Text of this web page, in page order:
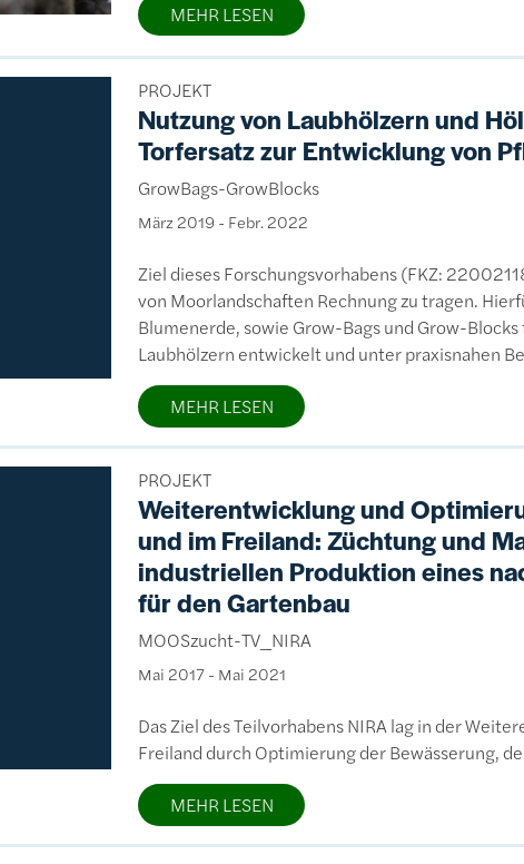
MEHR LESEN
PROJEKT
Nutzung von Laubhölzern und
Torfersatz zur Entwicklung von
GrowBags-GrowBlocks
März 2019 - Febr. 2022
Ziel dieses Forschungsvorhabens (FKZ:
von Moorlandschaften Rechnung zu tragen.
Blumenerde, sowie Grow-Bags und Grow-
Laubhölzern entwickelt und unter praxisnahen
MEHR LESEN
PROJEKT
Weiterentwicklung und
und im Freiland: Züchtung und
industriellen Produktion eines
für den Gartenbau
MOOSzucht-TV_NIRA
Mai 2017 - Mai 2021
Das Ziel des Teilvorhabens NIRA lag in der
Freiland durch Optimierung der Bewässerung,
MEHR LESEN